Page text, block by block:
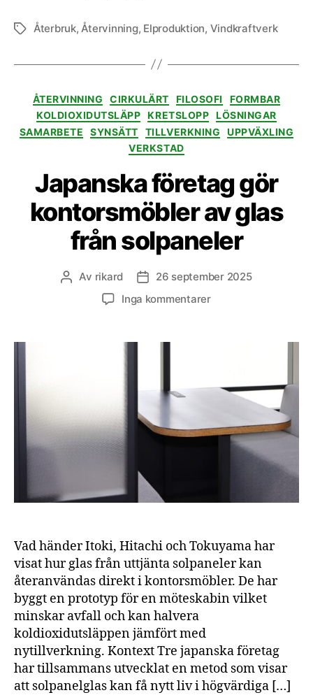
EtiketterÅterbruk,Återvinning, Elproduktion, Vindkraftverk
Kategorier
ÅTERVINNING CIRKULÄRT FILOSOFI
FORMBAR
KOLDIOXIDUTSLÄPP
KRETSLOPP LÖSNINGAR
SAMARBETE
SYNSÄTT TILLVERKNING
UPPVÄXLING
VERKSTAD
Japanska företag gör
kontorsmöbler av glas
från solpaneler
Inläggsförfattare
Av rikard Inläggsdatum
26 september 2025
Inga kommentarertill
glas
solpaneler
Vad händer Itoki, Hitachi och Tokuyama har
visat hur glas från uttjänta solpaneler kan
återanvändas direkt i kontorsmöbler. De har
byggt en prototyp för en möteskabin vilket
minskar avfall och kan halvera
koldioxidutsläppen jämfört med
nytillverkning. Kontext Tre japanska företag
har tillsammans utvecklat en metod som visar
att solpanelglas kan få nytt liv i högvärdiga […]